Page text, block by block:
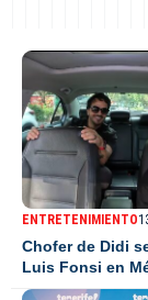
ENTRETENIMIENTO
Chofer de Didi
Luis Fonsi en